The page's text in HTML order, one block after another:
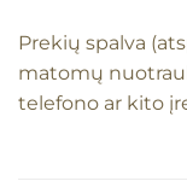
Prekių spalva
matomų
telefono ar kito